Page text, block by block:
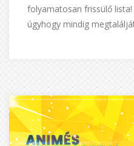
folyamatosan frissülő
úgyhogy mindig